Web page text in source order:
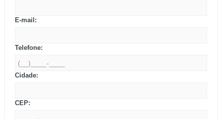
E-mail:
Telefone:
Cidade:
CEP: